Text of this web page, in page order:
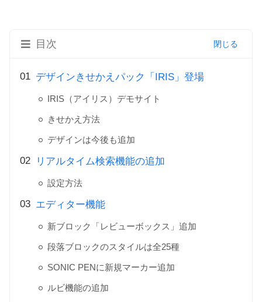
目次
デザインきせかえパック「IRIS」登場
IRIS（アイリス）デモサイト
きせかえ方法
デザインは今後も追加
リアルタイム検索機能の追加
設定方法
エディター機能
新ブロック「レビューボックス」追加
段落ブロックのスタイルは全25種
SONIC PENに新規マーカー追加
ルビ機能の追加